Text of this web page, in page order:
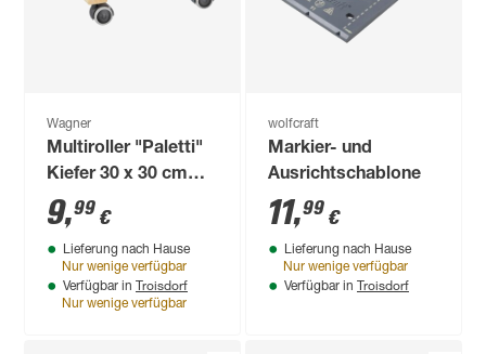
Wagner
Multiroller "Paletti"
Kiefer 30 x 30 cm
mit Softrollen
9,99 €
Lieferung nach Hause
Nur wenige verfügbar
Verfügbar in Troisdorf
Nur wenige verfügbar
wolfcraft
Markier- und
Ausrichtschablone
11,99 €
Lieferung nach Hause
Nur wenige verfügbar
Verfügbar in Troisdorf